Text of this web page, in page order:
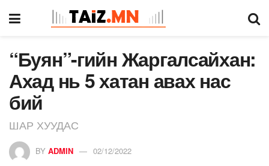
“Буян”-гийн Жаргалсайхан:
Ахад нь 5 хатан авах нас
бий
ШАР ХУУДАС
BY ADMIN 02/12/2022